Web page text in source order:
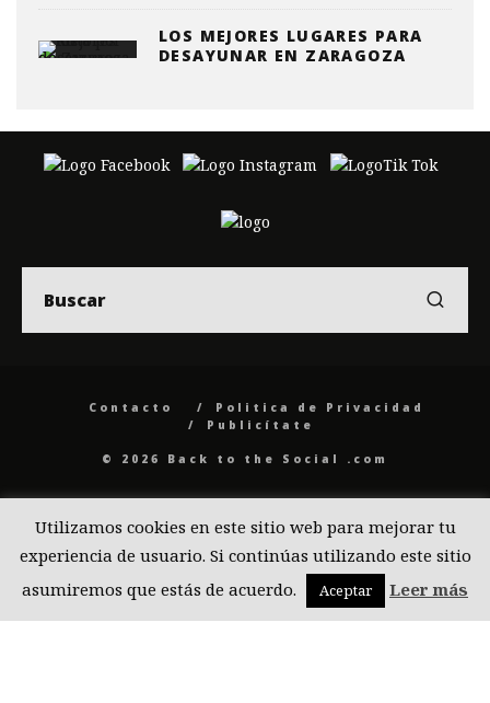
LOS MEJORES LUGARES PARA
DESAYUNAR EN ZARAGOZA
Contacto
Politica de Privacidad
Publicítate
© 2026 Back to the Social .com
Utilizamos cookies en este sitio web para mejorar tu
experiencia de usuario. Si continúas utilizando este sitio
asumiremos que estás de acuerdo.
Aceptar Leer más